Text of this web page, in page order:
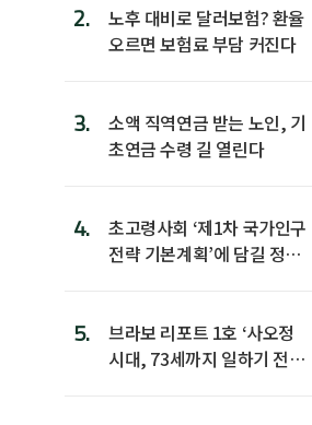
2.
노후 대비로 달러보험? 환율
오르면 보험료 부담 커진다
3.
소액 직역연금 받는 노인, 기
초연금 수령 길 열린다
4.
초고령사회 ‘제1차 국가인구
전략 기본계획’에 담길 정책
5.
브라보 리포트 1호 ‘사오정
시대, 73세까지 일하기 전략’